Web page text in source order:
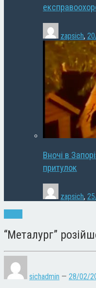
zapsich,
Вночі в
притулок
zapsich,
“Металург”
sichadmin — 28/02/